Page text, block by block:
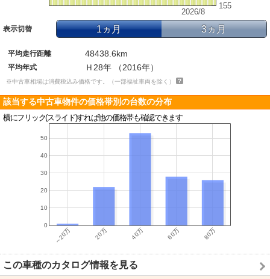
2026/8
155
表示切替 1ヵ月 3ヵ月
平均走行距離 48438.6km
平均年式 Ｈ28年 （2016年）
※中古車相場は消費税込み価格です。（一部福祉車両を除く）
該当する中古車物件の価格帯別の台数の分布
横にフリック(スライド)すれば他の価格帯も確認できます
この車種のカタログ情報を見る